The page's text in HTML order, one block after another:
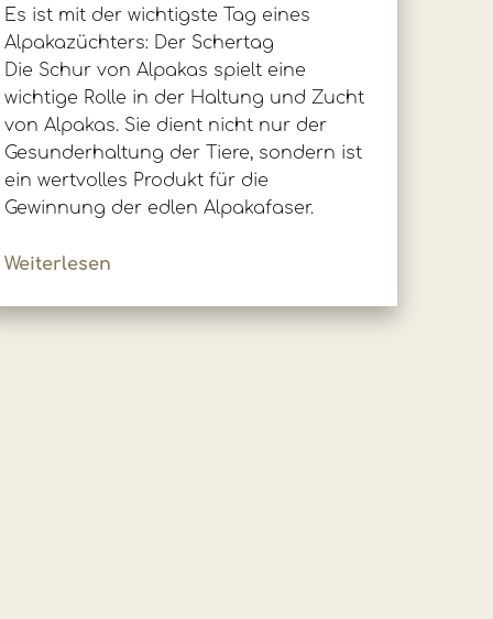
Es ist mit der wichtigste Tag eines
Alpakazüchters: Der Schertag
Die Schur von Alpakas spielt eine
wichtige Rolle in der Haltung und Zucht
von Alpakas. Sie dient nicht nur der
Gesunderhaltung der Tiere, sondern ist
ein wertvolles Produkt für die
Gewinnung der edlen Alpakafaser.
Weiterlesen